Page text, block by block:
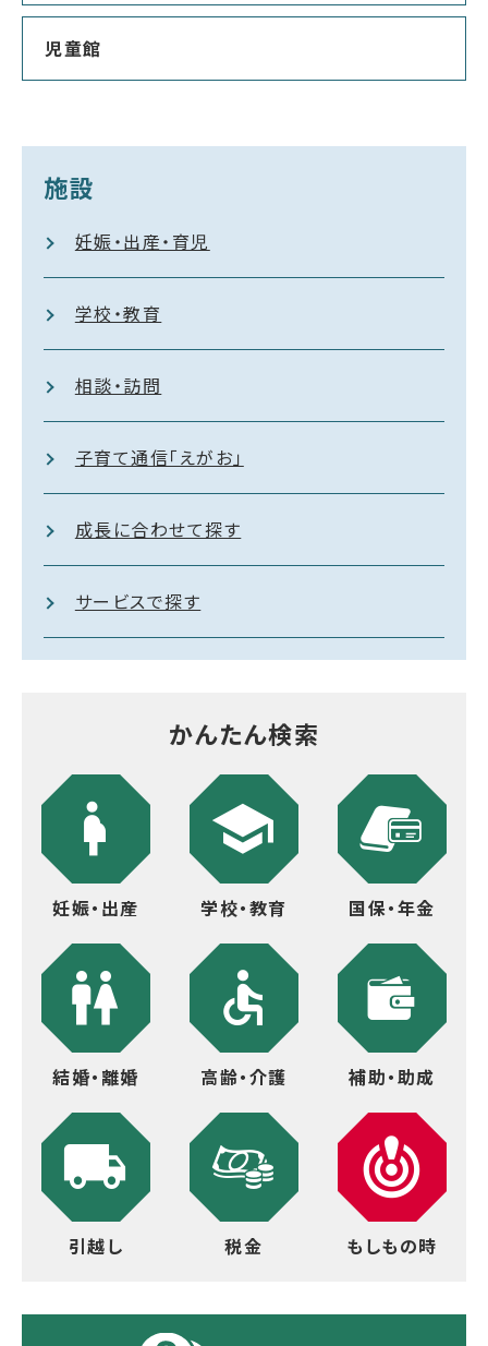
児童館
施設
妊娠・出産・育児
学校・教育
相談・訪問
子育て通信「えがお」
成長に合わせて探す
サービスで探す
かんたん検索
妊娠・出産 学校・教育 国保・年金
結婚・離婚 高齢・介護 補助・助成
引越し 税金 もしもの時